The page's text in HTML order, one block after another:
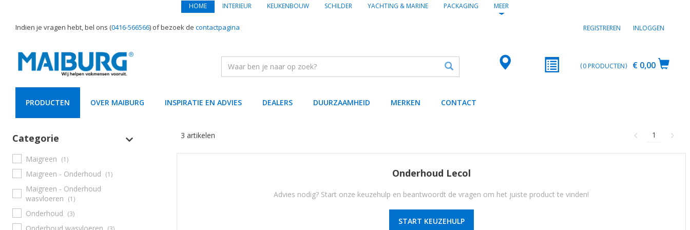
HOME INTERIEUR KEUKENBOUW SCHILDER YACHTING & MARINE PACKAGING MEER
Indien je vragen hebt, bel ons (0416-566566) of bezoek de contactpagina REGISTREREN INLOGGEN
€ 0,00
0PRODUCTEN
PRODUCTEN OVER MAIBURG INSPIRATIE EN ADVIES DEALERS DUURZAAMHEID MERKEN CONTACT
Categorie
Maigreen (1)
Maigreen - Onderhoud (1)
Maigreen - Onderhoud
wasvloeren (1)
Onderhoud (3)
3 artikelen 1
Onderhoud Lecol
Advies nodig? Start onze keuzehulp en beantwoordt de vragen om het juiste product te vinden!
START KEUZEHULP